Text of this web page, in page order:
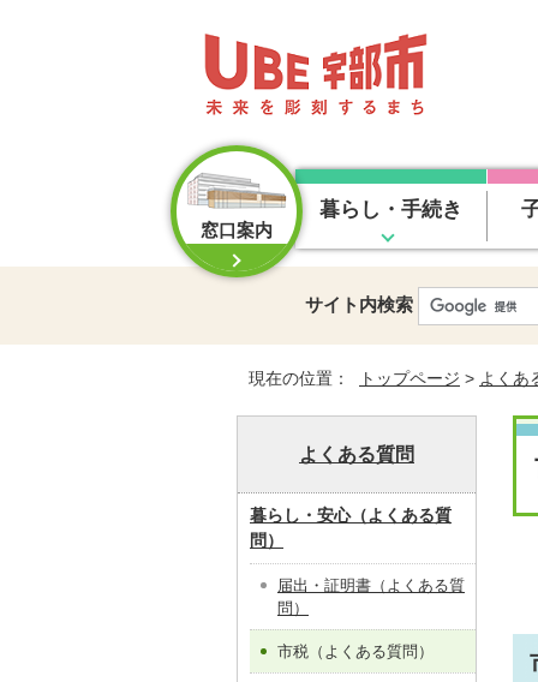
窓口案内
暮らし・手続き
サイト内検索
現在の位置： トップページ > よくあ
よくある質問
暮らし・安心（よくある質
問）
届出・証明書（よくある質
問）
市税（よくある質問）